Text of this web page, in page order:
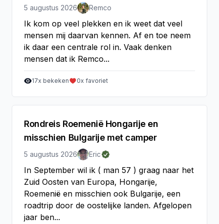
5 augustus 2026 Remco
Ik kom op veel plekken en ik weet dat veel
mensen mij daarvan kennen. Af en toe neem
ik daar een centrale rol in. Vaak denken
mensen dat ik Remco...
17x bekeken 0x favoriet
Rondreis Roemenië Hongarije en
misschien Bulgarije met camper
5 augustus 2026 Eric
In September wil ik ( man 57 ) graag naar het
Zuid Oosten van Europa, Hongarije,
Roemenië en misschien ook Bulgarije, een
roadtrip door de oostelijke landen. Afgelopen
jaar ben...